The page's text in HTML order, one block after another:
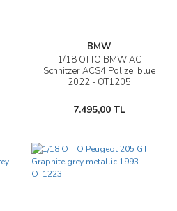
BMW
1/18 OTTO BMW AC
Schnitzer ACS4 Polizei blue
2022 - OT1205
7.495,00 TL